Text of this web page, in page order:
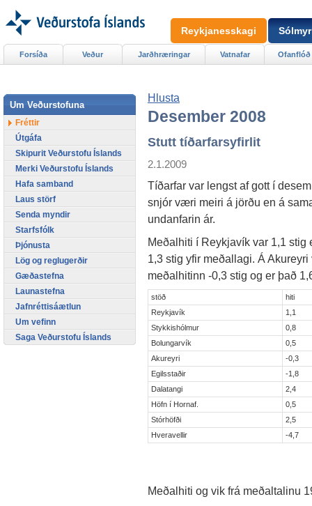
Hlusta
Desember 2008
Stutt tíðarfarsyfirlit
2.1.2009
Tíðarfar var lengst af gott í
snjór væri meiri á jörðu en á
undanfarin ár.
Meðalhiti í Reykjavík var 1,1 stig
1,3 stig yfir meðallagi. Á Akureyri
meðalhitinn -0,3 stig og er það
stöð
hiti
Reykjavík
1,1
Stykkishólmur
0,8
Bolungarvík
0,5
Akureyri
-0,3
Egilsstaðir
-1,8
Dalatangi
2,4
Höfn í Hornaf.
0,5
Stórhöfði
2,5
Hveravellir
-4,7
Meðalhiti og vik frá meðaltalinu
Forsíða Veður Jarðhræringar Vatnafar Ofanflóð
Um Veðurstofuna
Fréttir
Útgáfa
Skipurit Veðurstofu Íslands
Merki Veðurstofu Íslands
Hafa samband
Laus störf
Senda myndir
Starfsfólk
Þjónusta
Lög og reglugerðir
Gæðastefna
Launastefna
Jafnréttisáætlun
Um vefinn
Saga Veðurstofu Íslands
Reykjanesskagi